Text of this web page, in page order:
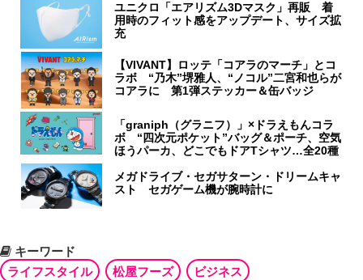
ユニクロ「エアリズム3Dマスク」再販 着
用時のフィット感をアップデート、サイズ拡
充
【VIVANT】ロッテ「コアラのマーチ」とコ
ラボ “乃木”堺雅人、“ノコル”二宮和也らが
コアラに 第1弾ステッカー＆缶バッジ
「graniph（グラニフ）」×ドラえもんコラ
ボ “四次元ポケット”バッグ＆ポーチ、空気
ほうパーカ、どこでもドアTシャツ…全20種
メガドライブ・セガサターン・ドリームキャ
スト セガゲーム機が腕時計に
キーワード
ライフスタイル
松屋フーズ ビジネス